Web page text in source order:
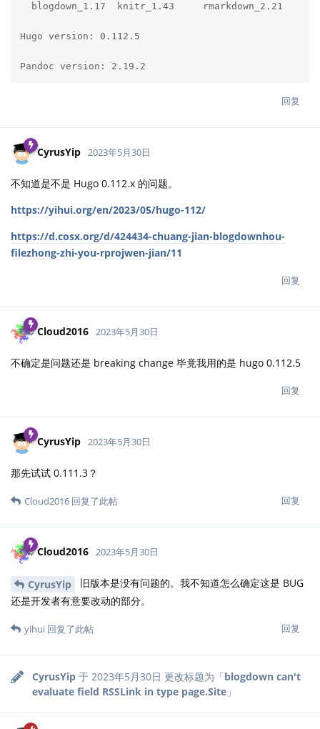
  blogdown_1.17  knitr_1.43     rmarkdown_2.21
Hugo version: 0.112.5
Pandoc version: 2.19.2
回复
CyrusYip 2023年5月30日
不知道是不是 Hugo 0.112.x 的问题。
https://yihui.org/en/2023/05/hugo-112/
https://d.cosx.org/d/424434-chuang-jian-blogdownhou-
filezhong-zhi-you-rprojwen-jian/11
回复
Cloud2016 2023年5月30日
不确定是问题还是 breaking change 毕竟我用的是 hugo 0.112.5
回复
CyrusYip 2023年5月30日
那先试试 0.111.3？
回复
Cloud2016 回复了此帖
Cloud2016 2023年5月30日
CyrusYip
旧版本是没有问题的。我不知道怎么确定这是 BUG
还是开发者有意要改动的部分。
回复
yihui 回复了此帖
CyrusYip 于 2023年5月30日 更改标题为「blogdown can't
evaluate field RSSLink in type page.Site 」